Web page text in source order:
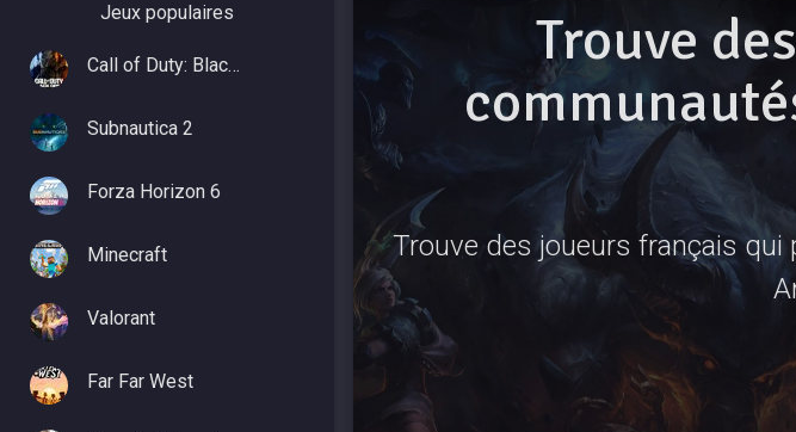
Jeux populaires
Call of Duty: Black Ops 7
Subnautica 2
Forza Horizon 6
Minecraft
Valorant
Far Far West
Trouve
Trouve des joueurs français